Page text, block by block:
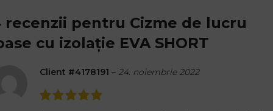
recenzii pentru Cizme de lucru
cu izolație EVA SHORT
Client #4178191 – 24. noiembrie 2022